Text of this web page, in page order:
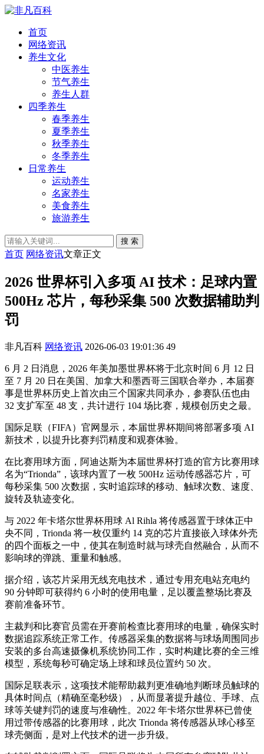
首页
网络资讯
养生文化
中医养生
节气养生
养生人群
四季养生
春季养生
夏季养生
秋季养生
冬季养生
日常养生
运动养生
名家养生
美食养生
旅游养生
搜 索
首页 网络资讯文章正文
2026 世界杯引入多项 AI 技术：足球内置
500Hz 芯片，每秒采集 500 次数据辅助判
罚
非凡百科 网络资讯 2026-06-03 19:01:36 49
6 月 2 日消息，2026 年美加墨世界杯将于北京时间 6 月 12 日
至 7 月 20 日在美国、加拿大和墨西哥三国联合举办，本届赛
事是世界杯历史上首次由三个国家共同承办，参赛队伍也由
32 支扩军至 48 支，共计进行 104 场比赛，规模创历史之最。
国际足联（FIFA）官网显示，本届世界杯期间将部署多项 AI
新技术，以提升比赛判罚精度和观赛体验。
在比赛用球方面，阿迪达斯为本届世界杯打造的官方比赛用球
名为“Trionda”，该球内置了一枚 500Hz 运动传感器芯片，可
每秒采集 500 次数据，实时追踪球的移动、触球次数、速度、
旋转及轨迹变化。
与 2022 年卡塔尔世界杯用球 Al Rihla 将传感器置于球体正中
央不同，Trionda 将一枚仅重约 14 克的芯片直接嵌入球体外壳
的四个面板之一中，使其在制造时就与球壳自然融合，从而不
影响球的弹跳、重量和触感。
据介绍，该芯片采用无线充电技术，通过专用充电站充电约
90 分钟即可获得约 6 小时的使用电量，足以覆盖整场比赛及
赛前准备环节。
主裁判和比赛官员需在开赛前检查比赛用球的电量，确保实时
数据追踪系统正常工作。传感器采集的数据将与球场周围同步
安装的多台高速摄像机系统协同工作，实时构建比赛的全三维
模型，系统每秒可确定场上球和球员位置约 50 次。
国际足联表示，这项技术能帮助裁判更准确地判断球员触球的
具体时间点（精确至毫秒级），从而显著提升越位、手球、点
球等关键判罚的速度与准确性。2022 年卡塔尔世界杯已曾使
用过带传感器的比赛用球，此次 Trionda 将传感器从球心移至
球壳侧面，是对上代技术的进一步升级。